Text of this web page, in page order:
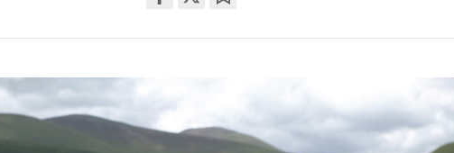
on